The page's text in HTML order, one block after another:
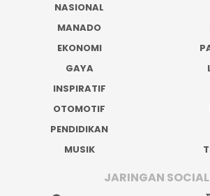
NASIONAL
MANADO
EKONOMI
GAYA
INSPIRATIF
OTOMOTIF
PENDIDIKAN
MUSIK
JARINGAN SOCIAL